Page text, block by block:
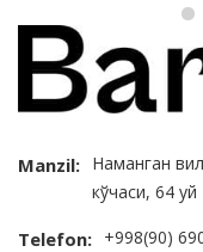
Manzil: Наманган
кўчаси, 64 уй
Telefon: +998(90)